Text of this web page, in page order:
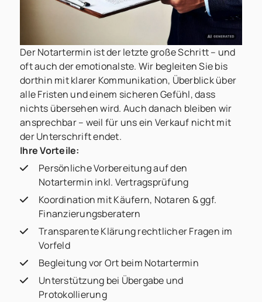
Der Notartermin ist der letzte große Schritt – und
oft auch der emotionalste. Wir begleiten Sie bis
dorthin mit klarer Kommunikation, Überblick über
alle Fristen und einem sicheren Gefühl, dass
nichts übersehen wird. Auch danach bleiben wir
ansprechbar – weil für uns ein Verkauf nicht mit
der Unterschrift endet.
Ihre Vorteile:
Persönliche Vorbereitung auf den
Notartermin inkl. Vertragsprüfung
Koordination mit Käufern, Notaren & ggf.
Finanzierungsberatern
Transparente Klärung rechtlicher Fragen im
Vorfeld
Begleitung vor Ort beim Notartermin
Unterstützung bei Übergabe und
Protokollierung